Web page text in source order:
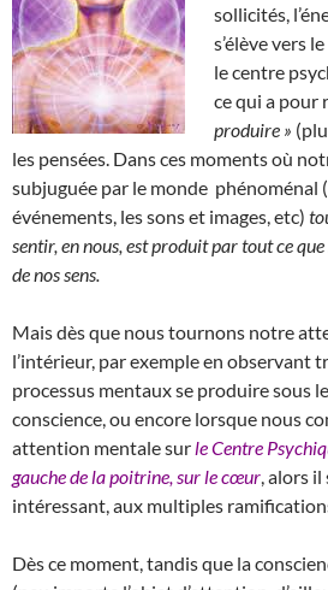
sollicités,
s’élève vers
le centre
ce qui a pour
produire »
les pensées. Dans ces moments où
subjuguée par le monde phénoménal
événements, les sons et images, etc)
sentir, en nous, est produit par tout ce
de nos sens.
Mais dès que nous tournons notre
l’intérieur, par exemple en observant
processus mentaux se produire sous
conscience, ou encore lorsque nous
attention mentale sur le Centre
gauche de la poitrine, sur le cœur , alors
intéressant, aux multiples
Dès ce moment, tandis que la